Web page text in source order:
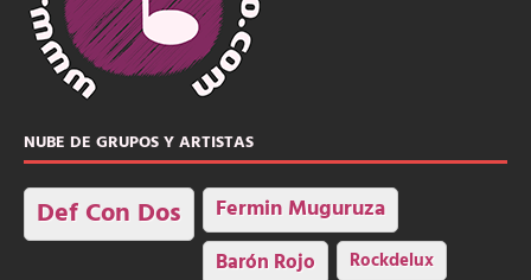
NUBE DE GRUPOS Y ARTISTAS
Def Con Dos Fermin Muguruza
Barón Rojo Rockdelux